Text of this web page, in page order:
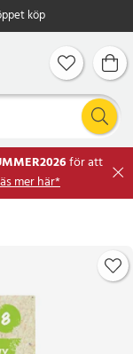
köp
för att
mer här*